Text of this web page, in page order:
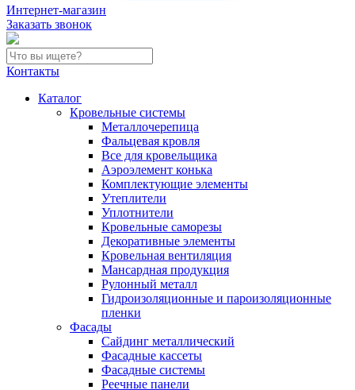
Интернет-магазин
Заказать звонок
Контакты
Каталог
Кровельные системы
Металлочерепица
Фальцевая кровля
Все для кровельщика
Аэроэлемент конька
Комплектующие элементы
Утеплители
Уплотнители
Кровельные саморезы
Декоративные элементы
Кровельная вентиляция
Мансардная продукция
Рулонный металл
Гидроизоляционные и пароизоляционные
пленки
Фасады
Сайдинг металлический
Фасадные кассеты
Фасадные системы
Реечные панели